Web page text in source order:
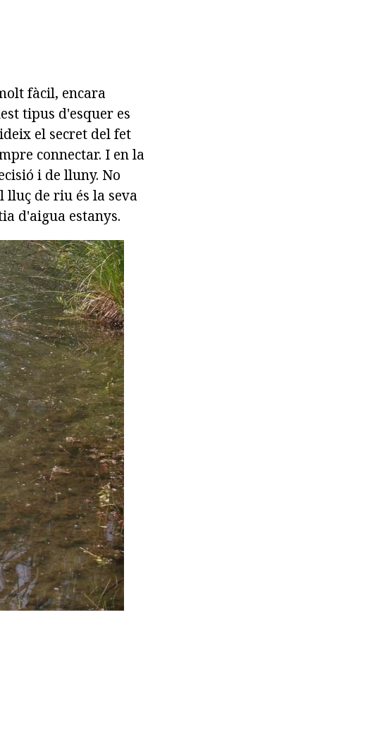
fàcil, encara
tipus d'esquer es
el secret del fet
connectar. I en la
i de lluny. No
de riu és la seva
d'aigua estanys.